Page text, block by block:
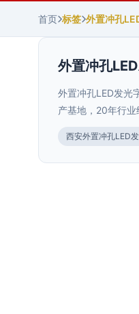
首页 标签 外置冲孔
外置冲孔
外置冲孔LED发光
产基地，20年行业
西安外置冲孔LED